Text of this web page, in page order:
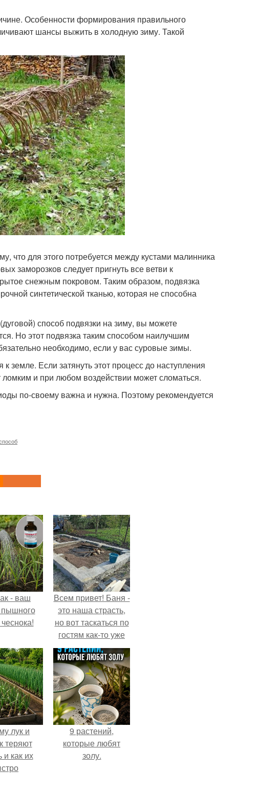
Особенности формирования правильного
шансы выжить в холодную зиму. Такой
что для этого потребуется между кустами малинника
заморозков следует пригнуть все ветви к
снежным покровом. Таким образом, подвязка
синтетической тканью, которая не способна
способ подвязки на зиму, вы можете
Но этот подвязка таким способом наилучшим
необходимо, если у вас суровые зимы.
земле. Если затянуть этот процесс до наступления
ломким и при любом воздействии может сломаться.
по-своему важна и нужна. Поэтому рекомендуется
- ваш
пышного
Всем привет! Баня -
это наша страсть,
но вот таскаться по
гостям как-то уже
надоело.
лук и
теряют
и как их
9 растений,
которые любят
золу.